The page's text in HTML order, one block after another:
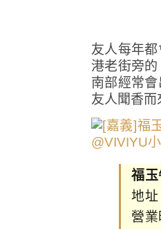
友人每年
港老街旁
南部經常
友人聞香
福
地
營